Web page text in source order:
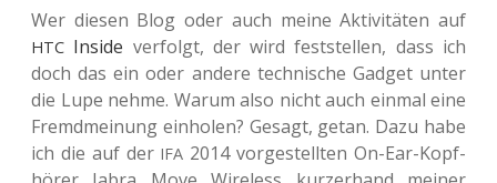
Wer diesen Blog oder auch meine Akti­vi­tä­ten auf
HTC Inside ver­folgt, der wird fest­stel­len, dass ich
doch das ein oder andere tech­ni­sche Gadget unter
die Lupe nehme. Warum also nicht auch einmal eine
Fremd­mei­nung ein­ho­len? Gesagt, getan. Dazu habe
ich die auf der IFA 2014 vor­ge­stell­ten On-Ear-Kopf­